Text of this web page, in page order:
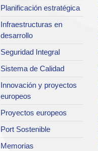
Planificación estratégica
Infraestructuras en
desarrollo
Seguridad Integral
Sistema de Calidad
Innovación y proyectos
europeos
Proyectos europeos
Port Sostenible
Memorias